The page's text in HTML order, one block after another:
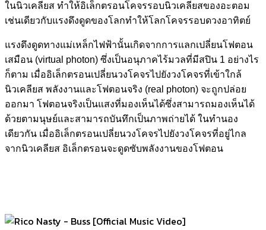
ในนิวเคลียส ทำให้อิเล็กตรอนโคจรรอบนิวเคลียสของอะตอม
เช่นเดียวกับแรงดึงดูดของโลกทำให้โลกโคจรรอบดวงอาทิตย์
แรงดึงดูดทางแม่เหล็กไฟฟ้านั้นเกิดจากการแลกเปลี่ยนโฟตอน
เสมือน (virtual photon) ซึ่งเป็นอนุภาคไร้มวลที่มีสปิน 1 อย่างไร
ก็ตาม เมื่ออิเล็กตรอนเปลี่ยนวงโคจรไปยังวงโคจรที่เข้าใกล้
นิวเคลียส พลังงานและโฟตอนจริง (real photon) จะถูกปล่อย
ออกมา โฟตอนจริงเป็นแสงที่มองเห็นได้ซึ่งสามารถมองเห็นได้
ด้วยตามนุษย์และสามารถบันทึกเป็นภาพถ่ายได้ ในทำนอง
เดียวกัน เมื่ออิเล็กตรอนเปลี่ยนวงโคจรไปยังวงโคจรที่อยู่ไกล
จากนิวเคลียส อิเล็กตรอนจะดูดซับพลังงานของโฟตอน